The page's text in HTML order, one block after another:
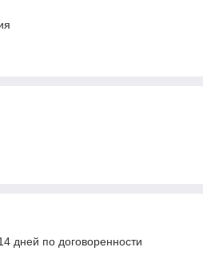
дней по договоренности